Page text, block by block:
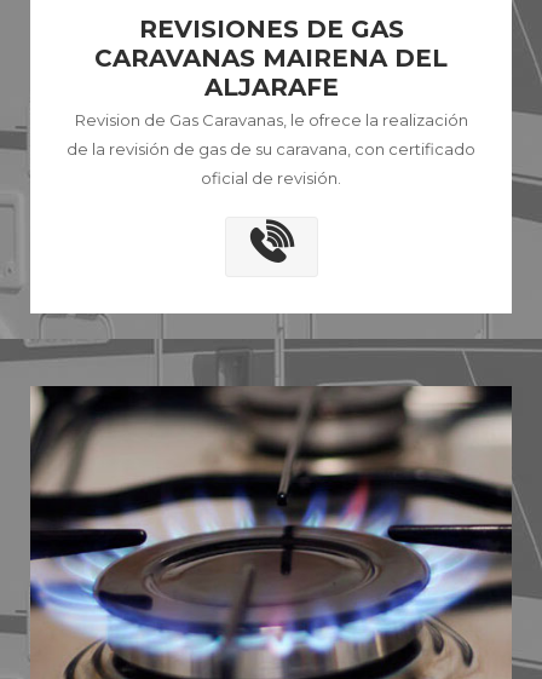
REVISIONES DE GAS
CARAVANAS MAIRENA DEL
ALJARAFE
Revision de Gas Caravanas, le ofrece la realización
de la revisión de gas de su caravana, con certificado
oficial de revisión.